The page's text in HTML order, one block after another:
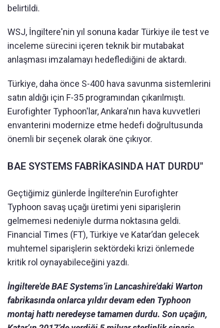
belirtildi.
WSJ, İngiltere'nin yıl sonuna kadar Türkiye ile test ve
inceleme sürecini içeren teknik bir mutabakat
anlaşması imzalamayı hedeflediğini de aktardı.
Türkiye, daha önce S-400 hava savunma sistemlerini
satın aldığı için F-35 programından çıkarılmıştı.
Eurofighter Typhoon'lar, Ankara'nın hava kuvvetleri
envanterini modernize etme hedefi doğrultusunda
önemli bir seçenek olarak öne çıkıyor.
BAE SYSTEMS FABRİKASINDA HAT DURDU"
Geçtiğimiz günlerde İngiltere’nin Eurofighter
Typhoon savaş uçağı üretimi yeni siparişlerin
gelmemesi nedeniyle durma noktasına geldi.
Financial Times (FT), Türkiye ve Katar’dan gelecek
muhtemel siparişlerin sektördeki krizi önlemede
kritik rol oynayabileceğini yazdı.
İngiltere'de BAE Systems’in Lancashire’daki Warton
fabrikasında onlarca yıldır devam eden Typhoon
montaj hattı neredeyse tamamen durdu. Son uçağın,